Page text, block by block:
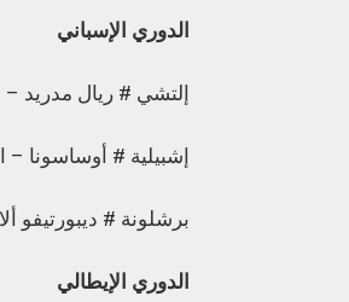
الدوري الإسباني
إلتشي # ريال مدريد –
إشبيلية # أوساسونا –
برشلونة # ديبورتيفو
الدوري الإيطالي